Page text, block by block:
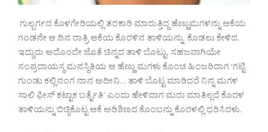
ಗುಲ್ಬರ್ಗದ ಕೊಳಗೇರಿಯಲ್ಲಿ ತರಕಾರಿ ಮಾರುತ್ತಿದ್ದ ಹೆಣ್ಣುಮಗಳನ್ನು ಆಕೆಯ
ಗಂಡನೇ ಆ ದಿನ ರಾತ್ರಿ ಆಕೆಯ ಕೊರಳಿನ ತಾಳಿಯನ್ನು ಕೊಡಲು ಕೇಳಿದ.
ಇದ್ದುದು ಅದೊಂದೇ ಜೊತೆ ಚಿನ್ನದ ತಾಳಿ ಬೊಟ್ಟು. ಸಹಜವಾಗಿಯೇ
ಸಂಪ್ರದಾಯಸ್ಥ ಮನಸ್ಥಿತಿಯ ಆ ಹೆಣ್ಣು ಮಗಳು ಕೊಂಚ ಹಿಂಜರಿದಾಗ ‘ಗಟ್ಟಿ
ಗುಂಡು ಕಲ್ಲಿನಂಗ ನಾನ ಅದೀನಿ… ತಾಳಿ ಬೊಟ್ಟ ಮಾರಿದರೆ ನಿನ್ನ ಮಗಳ
ಸಾಲಿ ಫೀಸ್ ಕಟ್ಟಾಕ ಬರ್ತೈತಿ’ ಎಂದು ಹೇಳಿದಾಗ ಮರು ಮಾತಿಲ್ಲದೆ ಕೊರಳ
ತಾಳಿಯನ್ನು ಬಿಚ್ಚಿಕೊಟ್ಟ ಆಕೆ ಅರಿಶಿಣದ ಕೊಂಬನ್ನು ಕೊರಳಲ್ಲಿ ಧರಿಸಿದಳು.